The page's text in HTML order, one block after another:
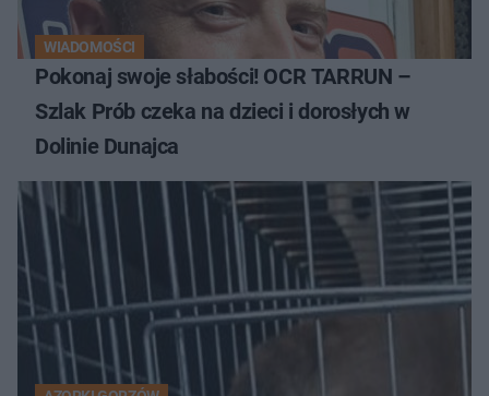
WIADOMOŚCI
Pokonaj swoje słabości! OCR TARRUN –
Szlak Prób czeka na dzieci i dorosłych w
Dolinie Dunajca